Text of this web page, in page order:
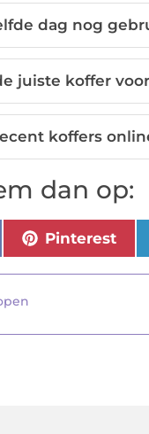
dag nog
juiste koffer
koffers
dan op:
Pinterest